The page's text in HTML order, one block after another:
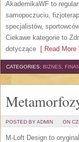
AkademikaWF to
samopoczuciu,
specjalistów,
Ciekawe kategorie to
dotyczące [ Read More ]
CATEGORIES: BIZNES,
POSTED BY ADMIN ON
M-Loft Design to